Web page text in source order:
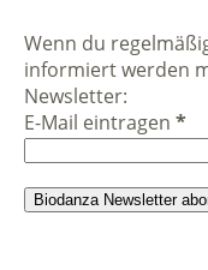
Wenn du
informiert werden
Newsletter:
E-Mail eintragen *